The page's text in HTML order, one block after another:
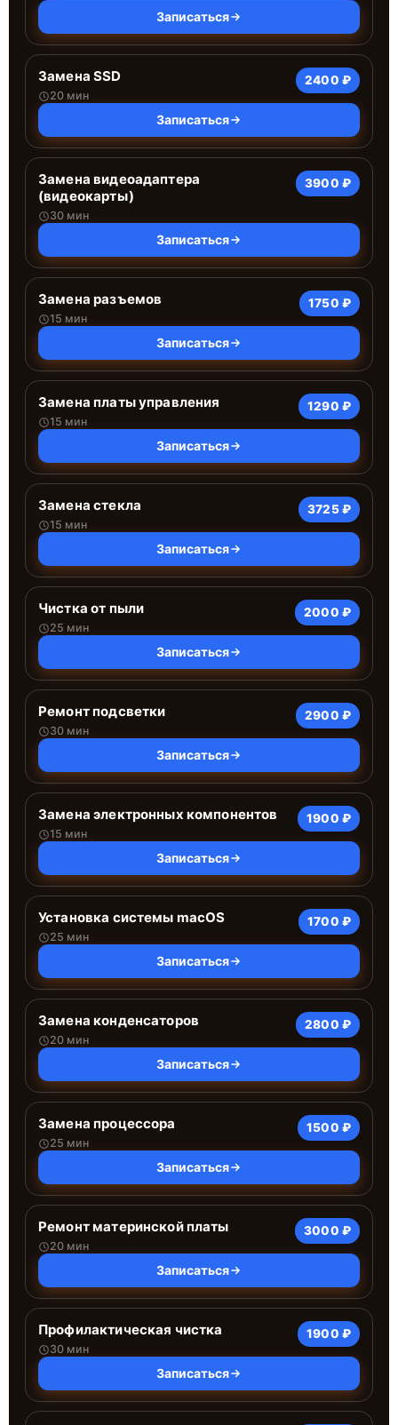
Записаться
Замена SSD
20 мин
2400 ₽
Записаться
Замена видеоадаптера
(видеокарты)
30 мин
3900 ₽
Записаться
Замена разъемов
15 мин
1750 ₽
Записаться
Замена платы управления
15 мин
1290 ₽
Записаться
Замена стекла
15 мин
3725 ₽
Записаться
Чистка от пыли
25 мин
2000 ₽
Записаться
Ремонт подсветки
30 мин
2900 ₽
Записаться
Замена электронных компонентов
15 мин
1900 ₽
Записаться
Установка системы macOS
25 мин
1700 ₽
Записаться
Замена конденсаторов
20 мин
2800 ₽
Записаться
Замена процессора
25 мин
1500 ₽
Записаться
Ремонт материнской платы
20 мин
3000 ₽
Записаться
Профилактическая чистка
30 мин
1900 ₽
Записаться